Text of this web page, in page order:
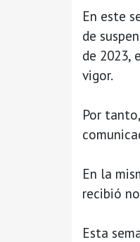
En este
de
de 2023,
vigor.
Por
En la
recibió
Esta